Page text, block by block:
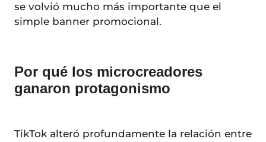
se volvió mucho más importante que el
simple banner promocional.
Por qué los microcreadores
ganaron protagonismo
TikTok alteró profundamente la relación entre